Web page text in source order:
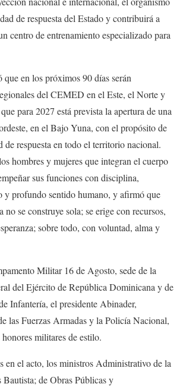
de respuesta del Estado y contribuirá a
centro de entrenamiento especializado para
en los próximos 90 días serán
del CEMED en el Este, el Norte y
para 2027 está prevista la apertura de una
en el Bajo Yuna, con el propósito de
de respuesta en todo el territorio nacional.
hombres y mujeres que integran el cuerpo
sus funciones con disciplina,
y profundo sentido humano, y afirmó que
no se construye sola; se erige con recursos,
sobre todo, con voluntad, alma y
Militar 16 de Agosto, sede de la
del Ejército de República Dominicana y de
Infantería, el presidente Abinader,
las Fuerzas Armadas y la Policía Nacional,
militares de estilo.
en el acto, los ministros Administrativo de la
de Obras Públicas y